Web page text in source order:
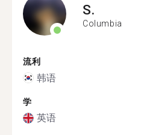
S.
Columbia
流利
韩语
学
英语